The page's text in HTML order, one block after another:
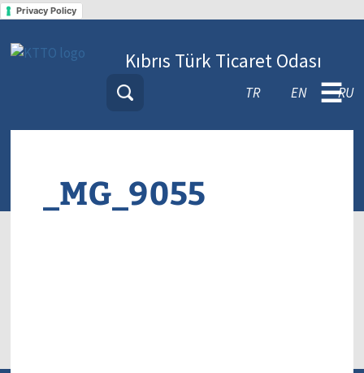
Privacy Policy
Kıbrıs Türk Ticaret Odası
TR EN RU
☰
_MG_9055